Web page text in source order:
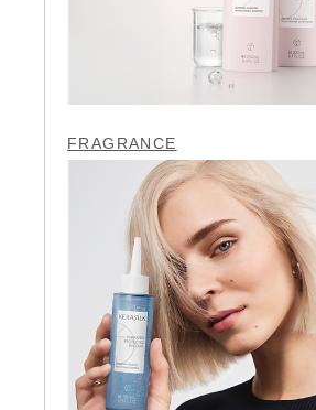
FRAGRANCE